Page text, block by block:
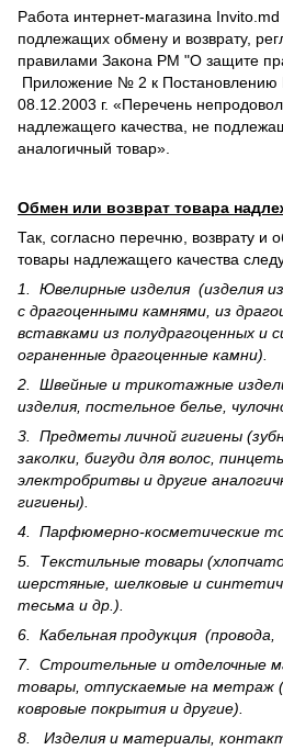
Работа интернет-магазина
подлежащих обмену и возврату,
правилами Закона РМ "О защите
Приложение № 2 к Постановлению
08.12.2003 г. «Перечень
надлежащего качества, не
аналогичный товар».
Обмен или возврат товара
Так, согласно перечню, возврату и
товары надлежащего качества
1. Ювелирные изделия (изделия
с драгоценными камнями, из
вставками из полудрагоценных и
ограненные драгоценные камни).
2. Швейные и трикотажные
изделия, постельное белье,
3. Предметы личной гигиены
заколки, бигуди для волос,
электробритвы и другие
гигиены).
4. Парфюмерно-косметические
5. Текстильные товары
шерс­тя­ные, шелковые и
тесьма и др.).
6. Кабельная продукция
7. Строительные и отделочные
товары, отпускаемые на метраж
ковровые покрытия и другие).
8. Изделия и материалы,